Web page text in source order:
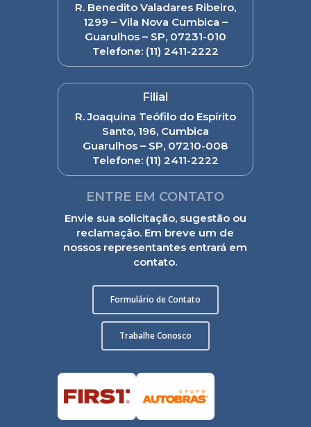
R. Benedito Valadares Ribeiro,
1299 – Vila Nova Cumbica –
Guarulhos – SP, 07231-010
Telefone: (11) 2411-2222
Filial
R. Joaquina Teófilo do Espírito
Santo, 196, Cumbica
Guarulhos – SP, 07210-008
Telefone:(11) 2411-2222
ENTRE EM CONTATO
Envie sua solicitação, sugestão ou
reclamação. Em breve um de
nossos representantes entrará em
contato.
Formulário de Contato
Trabalhe Conosco